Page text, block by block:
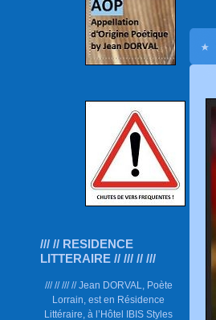
/// // RESIDENCE
LITTERAIRE // /// // ///
/// // /// // Jean DORVAL, Poète
Lorrain, est en Résidence
Littéraire, à l’Hôtel IBIS Styles